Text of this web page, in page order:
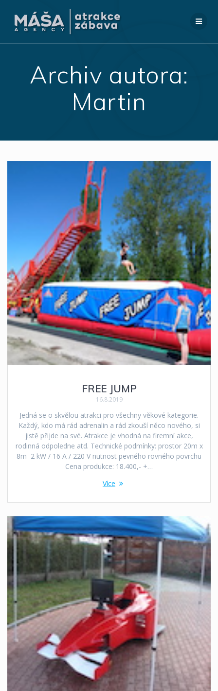
na
obsah
Archiv autora:
Martin
FREE JUMP
16.8.2019
Jedná se o skvělou atrakci pro všechny věkové kategorie.
Každý, kdo má rád adrenalin a rád zkouší něco nového, si
jistě přijde na své. Atrakce je vhodná na firemní akce,
rodinná odpoledne atd. Technické podmínky: prostor 20m x
8m 2 kW / 16 A / 220 V nutnost pevného rovného povrchu
Cena produkce: 18.400,- +…
Více